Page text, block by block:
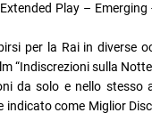
Play – Emerging
per la Rai in diverse
“Indiscrezioni sulla
da solo e nello stesso
come Miglior